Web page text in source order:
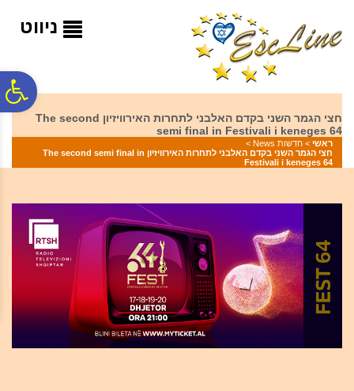
המרכזי
ניווט
חצי הגמר השני בקדם האלבני לתחרות האירוויזיון The second
semi final in Festivali i keneges 64
ראשי > חדשות News
>
חצי הגמר השני בקדם האלבני לתחרות האירוויזיון The second semi final in
Festivali i keneges 64